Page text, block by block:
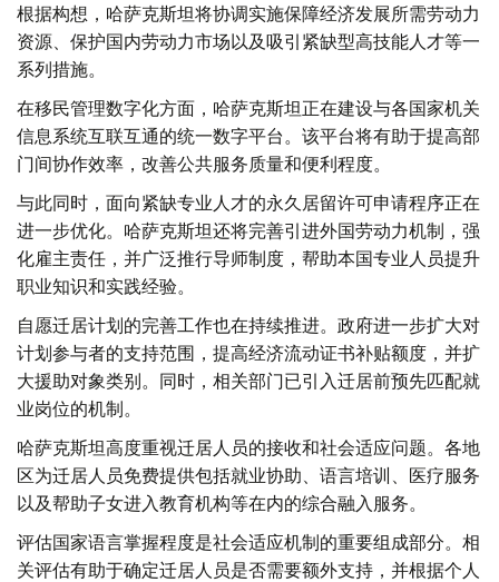
根据构想，哈萨克斯坦将协调实施保障经济发展所需劳动力
资源、保护国内劳动力市场以及吸引紧缺型高技能人才等一
系列措施。
在移民管理数字化方面，哈萨克斯坦正在建设与各国家机关
信息系统互联互通的统一数字平台。该平台将有助于提高部
门间协作效率，改善公共服务质量和便利程度。
与此同时，面向紧缺专业人才的永久居留许可申请程序正在
进一步优化。哈萨克斯坦还将完善引进外国劳动力机制，强
化雇主责任，并广泛推行导师制度，帮助本国专业人员提升
职业知识和实践经验。
自愿迁居计划的完善工作也在持续推进。政府进一步扩大对
计划参与者的支持范围，提高经济流动证书补贴额度，并扩
大援助对象类别。同时，相关部门已引入迁居前预先匹配就
业岗位的机制。
哈萨克斯坦高度重视迁居人员的接收和社会适应问题。各地
区为迁居人员免费提供包括就业协助、语言培训、医疗服务
以及帮助子女进入教育机构等在内的综合融入服务。
评估国家语言掌握程度是社会适应机制的重要组成部分。相
关评估有助于确定迁居人员是否需要额外支持，并根据个人